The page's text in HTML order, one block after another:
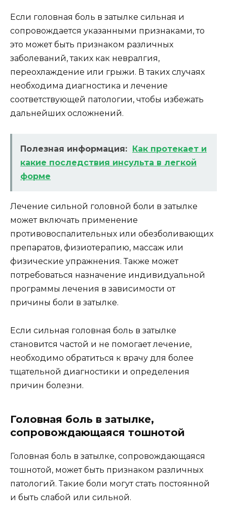
Если головная боль в затылке сильная и
сопровождается указанными признаками, то
это может быть признаком различных
заболеваний, таких как невралгия,
переохлаждение или грыжи. В таких случаях
необходима диагностика и лечение
соответствующей патологии, чтобы избежать
дальнейших осложнений.
Полезная информация:
Как протекает и
какие последствия инсульта в легкой
форме
Лечение сильной головной боли в затылке
может включать применение
противовоспалительных или обезболивающих
препаратов, физиотерапию, массаж или
физические упражнения. Также может
потребоваться назначение индивидуальной
программы лечения в зависимости от
причины боли в затылке.
Если сильная головная боль в затылке
становится частой и не помогает лечение,
необходимо обратиться к врачу для более
тщательной диагностики и определения
причин болезни.
Головная боль в затылке,
сопровождающаяся тошнотой
Головная боль в затылке, сопровождающаяся
тошнотой, может быть признаком различных
патологий. Такие боли могут стать постоянной
и быть слабой или сильной.